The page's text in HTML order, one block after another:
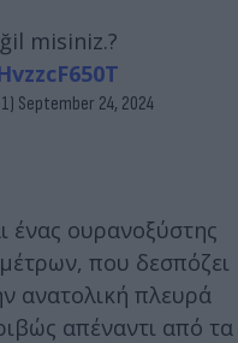
misiniz.?
September 24, 2024
ένας ουρανοξύστης
που δεσπόζει
ανατολική πλευρά
απέναντι από τα